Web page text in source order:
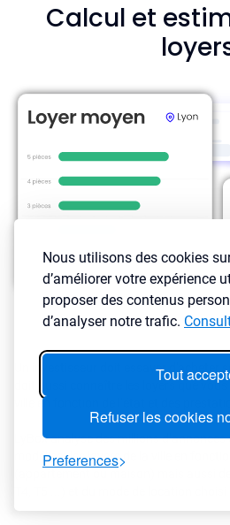
Nous utilisons des cookies
d’améliorer votre expérience
proposer des contenus
d’analyser notre trafic.
Tout
Refuser les cookies
Preferences
Calcul et
Un investisseur doit essayer d'acheter
doit aussi connaître les loyers que
ville en fonction de l’état et des
LyBox analyse des millions
modéliser les loyers de la ville en
(appartement ou maison) mais aussi